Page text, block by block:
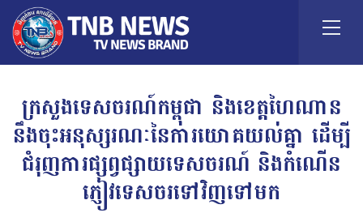
ក្រសួងទេសចរណ៍កម្ពុជា និងខេត្តហៃណាន
នឹងចុះអនុស្សរណៈនៃការយោគយល់គ្នា ដើម្បី
ជំរុញការផ្សព្វផ្សាយទេសចរណ៍ និងកំណើន
ភ្ញៀវទេសចរទៅវិញទៅមក